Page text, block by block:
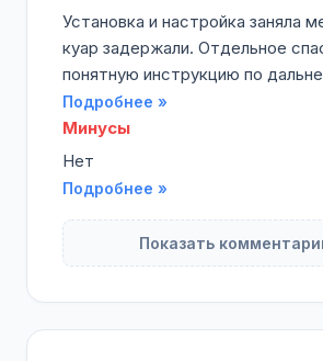
Установка и настройка заняла
куар задержали. Отдельное
понятную инструкцию по
Подробнее »
Минусы
Нет
Подробнее »
Показать